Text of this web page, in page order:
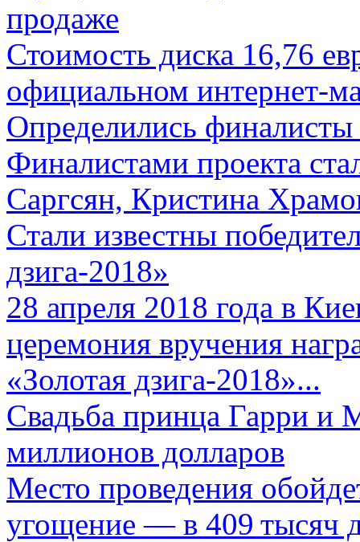
продаже
Стоимость диска 16,76
официальном интернет-
Определились
Финалистами проекта
Саргсян, Кристина
Стали известны
дзига-2018»
28 апреля 2018 года в
церемония вручения
«Золотая дзига-2018»...
Свадьба принца Гарри и
миллионов долларов
Место проведения
угощение — в 409 тысяч